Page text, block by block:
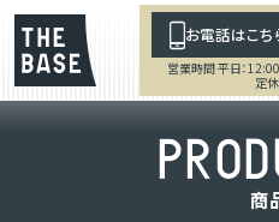
お電話はこち
営業時間 平日：
定
PROD
商